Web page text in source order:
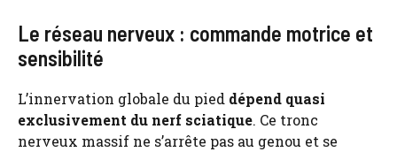
Le réseau nerveux : commande motrice et
sensibilité
L’innervation globale du pied dépend quasi
exclusivement du nerf sciatique. Ce tronc
nerveux massif ne s’arrête pas au genou et se